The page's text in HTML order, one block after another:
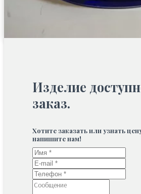
Изделие
заказ.
Хотите заказать или узнать
напишите нам!